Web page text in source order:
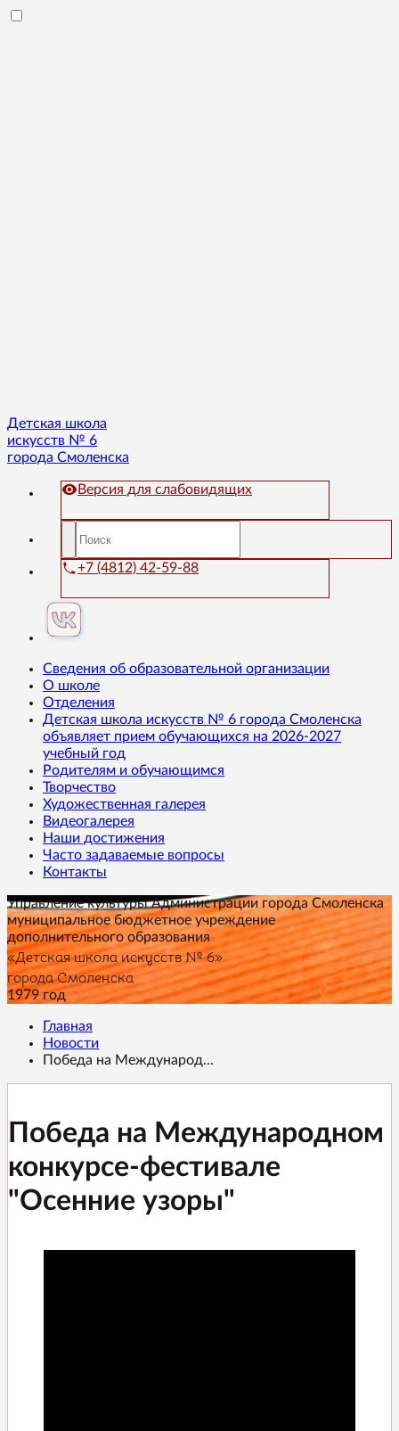
Детская школа
искусств № 6
города Смоленска
Версия для слабовидящих
+7 (4812) 42-59-88
Сведения об образовательной организации
О школе
Отделения
Детская школа искусств № 6 города Смоленска
объявляет прием обучающихся на 2026-2027
учебный год
Родителям и обучающимся
Творчество
Художественная галерея
Видеогалерея
Наши достижения
Часто задаваемые вопросы
Контакты
Управление культуры Администрации города Смоленска
муниципальное бюджетное учреждение
дополнительного образования
«Детская школа искусств № 6»
города Смоленска
1979 год
Главная
Новости
Победа на Международ...
Победа на Международном
конкурсе-фестивале
"Осенние узоры"